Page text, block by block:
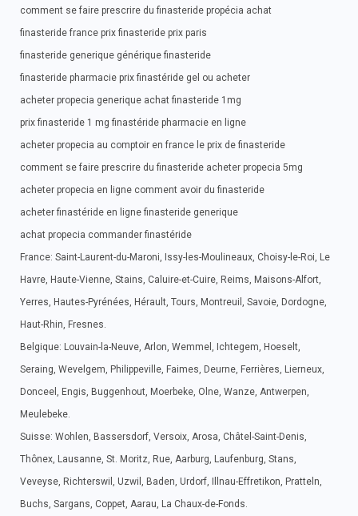
comment se faire prescrire du finasteride propécia achat
finasteride france prix finasteride prix paris
finasteride generique générique finasteride
finasteride pharmacie prix finastéride gel ou acheter
acheter propecia generique achat finasteride 1mg
prix finasteride 1 mg finastéride pharmacie en ligne
acheter propecia au comptoir en france le prix de finasteride
comment se faire prescrire du finasteride acheter propecia 5mg
acheter propecia en ligne comment avoir du finasteride
acheter finastéride en ligne finasteride generique
achat propecia commander finastéride
France: Saint-Laurent-du-Maroni, Issy-les-Moulineaux, Choisy-le-Roi, Le
Havre, Haute-Vienne, Stains, Caluire-et-Cuire, Reims, Maisons-Alfort,
Yerres, Hautes-Pyrénées, Hérault, Tours, Montreuil, Savoie, Dordogne,
Haut-Rhin, Fresnes.
Belgique: Louvain-la-Neuve, Arlon, Wemmel, Ichtegem, Hoeselt,
Seraing, Wevelgem, Philippeville, Faimes, Deurne, Ferrières, Lierneux,
Donceel, Engis, Buggenhout, Moerbeke, Olne, Wanze, Antwerpen,
Meulebeke.
Suisse: Wohlen, Bassersdorf, Versoix, Arosa, Châtel-Saint-Denis,
Thônex, Lausanne, St. Moritz, Rue, Aarburg, Laufenburg, Stans,
Veveyse, Richterswil, Uzwil, Baden, Urdorf, Illnau-Effretikon, Pratteln,
Buchs, Sargans, Coppet, Aarau, La Chaux-de-Fonds.